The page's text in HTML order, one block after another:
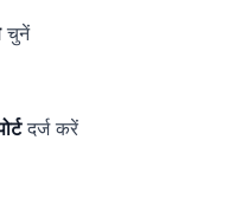
चुनें
दर्ज करें